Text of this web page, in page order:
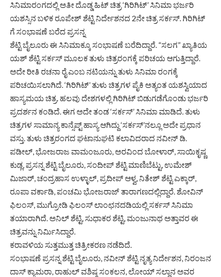
ಸಿನಿಮಾರಂಗದಲ್ಲಿ ಅತೀ ದೊಡ್ಡ ಹಿಟ್ ಚಿತ್ರ ‘ಗಿರಿಗಿಟ್’ ಸಿನಿಮಾ ಭರ್ಜರಿ
ಯಶಸ್ಸಿನ ಬಳಿಕ ರೂಪೇಶ್ ಶೆಟ್ಟಿ ನಿರ್ದೇಶನದ 2ನೇ ಚಿತ್ರ ಸರ್ಕಸ್. ಗಿರಿಗಿಟ್
ಗೆ ಸಂಭಾಷಣೆ ಬರೆದ ಪ್ರಸನ್ನ
ಶೆಟ್ಟಿ ಬೈಲೂರು ಈ ಸಿನಿಮಾಕ್ಕೂ ಸಂಭಾಷಣೆ ಬರೆದಿದ್ದಾರೆ. “ಸಲಗ” ಖ್ಯಾತಿಯ
ಯಶ್ ಶೆಟ್ಟಿ ಸರ್ಕಸ್ ಮೂಲಕ ತುಳು ಚಿತ್ರರಂಗಕ್ಕೆ ಪರಿಚಯ ಆಗುತ್ತಿದ್ದಾರೆ.
ಅದೇ ರೀತಿ ರಚನಾ ರೈ ಎಂಬ ನಟಿಯನ್ನು ತುಳು ಸಿನಿಮಾ ರಂಗಕ್ಕೆ
ಪರಿಚಯಿಸಲಾಗಿದೆ. ‘ಗಿರಿಗಿಟ್’ ತುಳು ಚಿತ್ರಗಳ ಪೈಕಿ ಅತ್ಯಂತ ಯಶಸ್ವಿಯಾದ
ಹಾಸ್ಯಮಯ ಚಿತ್ರ. ಹಲವು ದೇಶಗಳಲ್ಲಿ ಗಿರಿಗಿಟ್ ಬಿಡುಗಡೆಗೊಂಡು ಭರ್ಜರಿ
ಪ್ರದರ್ಶನ ಕಂಡಿದೆ. ಈಗ ಅದೇ ತಂಡ ‘ಸರ್ಕಸ್’ ಸಿನಿಮಾ ಮಾಡಿದೆ. ತುಳು
ಚಿತ್ರಗಳ ಸಾಮಾನ್ಯ ಕಾನ್ಸೆಪ್ಟ್ ಹಾಸ್ಯ ಆಗಿದ್ದು ‘ಸರ್ಕಸ್‌’ನಲ್ಲೂ ಅದೇ ಪ್ರಧಾನ
ವಸ್ತು. ತುಳು ಚಿತ್ರರಂಗದ ಘಟಾನುಘಟಿ ಕಲಾವಿದರಾದ ನವೀನ್ ಡಿ.
ಪಡೀಲ್, ಭೋಜರಾಜ ವಾಮಂಜೂರು, ಅರವಿಂದ ಬೋಳಾರ್, ಸಾಯಿಕೃಷ್ಣ
ಕುಡ್ಲ, ಪ್ರಸನ್ನ ಶೆಟ್ಟಿ ಬೈಲೂರು, ಸಂದೀಪ್ ಶೆಟ್ಟಿ ಮಾಣಿಬೆಟ್ಟು, ಉಮೇಶ್
ಮಿಜಾರ್, ಚಂದ್ರಹಾಸ ಉಳ್ಳಾಲ್, ಪ್ರದೀಪ್ ಆಳ್ವ, ನಿತೇಶ್ ಶೆಟ್ಟಿ ಎಕ್ಕಾರ್,
ರೂಪಾ ವರ್ಕಾಡಿ, ಪಂಚಮಿ ಭೋಜರಾಜ್ ತಾರಾಗಣದಲ್ಲಿದ್ದಾರೆ. ಶೋವಿನ್
ಫಿಲಂಸ್‌, ಮುಗ್ರೋಡಿ ಫಿಲಂಸ್ ಲಾಂಛನದಡಿಯಲ್ಲಿ ಸರ್ಕಸ್ ಸಿನಿಮಾ
ತಯಾರಾಗಿದೆ. ಅನಿಲ್ ಶೆಟ್ಟಿ, ಸುಧಾಕರ ಶೆಟ್ಟಿ, ಮಂಜುನಾಥ ಅತ್ತಾವರ ಈ
ಚಿತ್ರವನ್ನು ನಿರ್ಮಿಸಿದ್ದಾರೆ.
ಕರಾವಳಿಯ ಸುತ್ತಮುತ್ತ ಚಿತ್ರೀಕರಣ ನಡೆದಿದೆ.
ಸಂಭಾಷಣೆ ಪ್ರಸನ್ನ ಶೆಟ್ಟಿ ಬೈಲೂರು, ನವೀನ್ ಶೆಟ್ಟಿ ನೃತ್ಯ ನಿರ್ದೇಶನ, ನಿರಂಜನ
ದಾಸ್ ಕ್ಯಾಮರಾ, ರಾಹುಲ್ ವಶಿಷ್ಠ ಸಂಕಲನ, ಲೋಯ್ ಸಲ್ದಾನ ಅವರ